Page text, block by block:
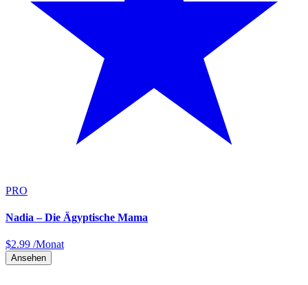
PRO
Nadia – Die Ägyptische Mama
$2.99 /Monat
Ansehen